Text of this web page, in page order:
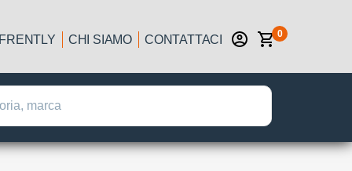
CHI SIAMO CONTATTACI 0